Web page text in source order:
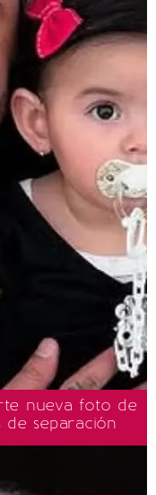
nueva foto de
separación